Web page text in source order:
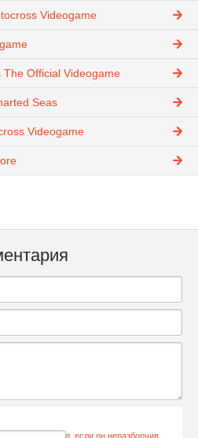
Videogame
Official Videogame
Seas
Videogame